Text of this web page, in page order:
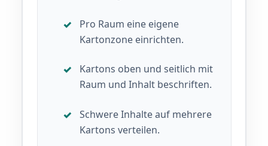
Pro Raum eine eigene
Kartonzone einrichten.
Kartons oben und seitlich mit
Raum und Inhalt beschriften.
Schwere Inhalte auf mehrere
Kartons verteilen.